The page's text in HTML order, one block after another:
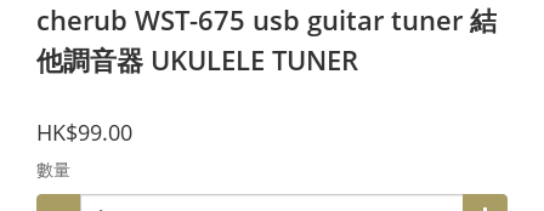
cherub WST-675 usb guitar tuner 結
他調音器 UKULELE TUNER
HK$99.00
數量